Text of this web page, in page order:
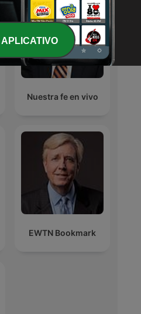
Nuestra fe en vivo
EWTN Bookmark